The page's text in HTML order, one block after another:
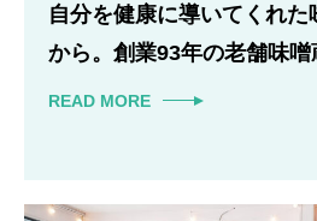
自分を健康に導いてくれ
から。創業93年の老舗味
READ MORE